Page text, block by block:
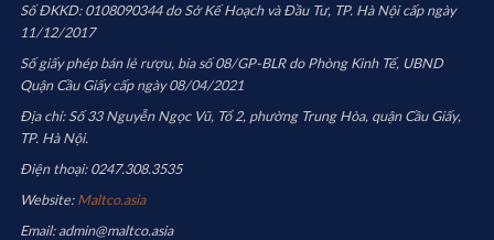
Số ĐKKD: 0108090344 do Sở Kế Hoạch và Đầu Tư, TP. Hà Nội cấp ngày
11/12/2017
Số giấy phép bán lẻ rượu, bia số 08/GP-BLR do Phòng Kinh Tế, UBND
Quận Cầu Giấy cấp ngày 08/04/2021
Địa chỉ: Số 33 Nguyễn Ngọc Vũ, Tổ 2, phường Trung Hòa, quận Cầu Giấy,
TP. Hà Nội.
Điện thoại: 0247.308.3535
Website: Maltco.asia
Email: admin@maltco.asia